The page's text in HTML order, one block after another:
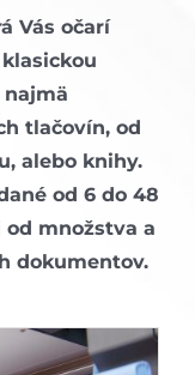
Vás očarí
najmä
tlačovín, od
alebo knihy.
od 6 do 48
množstva a
dokumentov.